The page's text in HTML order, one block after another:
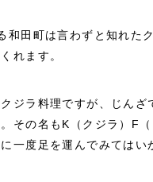
和田町は言わずと知れた
れます。
ジラ料理ですが、じん
その名もK（クジラ）F
一度足を運んでみてはい